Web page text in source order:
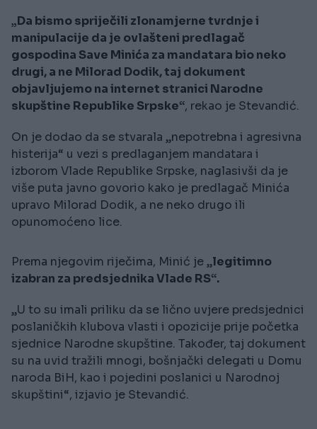
„Da bismo spriječili zlonamjerne tvrdnje i
manipulacije da je ovlašteni predlagač
gospodina Save Minića za mandatara bio neko
drugi, a ne Milorad Dodik, taj dokument
objavljujemo na internet stranici Narodne
skupštine Republike Srpske“, rekao je Stevandić.
On je dodao da se stvarala „nepotrebna i agresivna
histerija“ u vezi s predlaganjem mandatara i
izborom Vlade Republike Srpske, naglasivši da je
više puta javno govorio kako je predlagač Minića
upravo Milorad Dodik, a ne neko drugo ili
opunomoćeno lice.
Prema njegovim riječima, Minić je „legitimno
izabran za predsjednika Vlade RS“.
„U to su imali priliku da se lično uvjere predsjednici
poslaničkih klubova vlasti i opozicije prije početka
sjednice Narodne skupštine. Također, taj dokument
su na uvid tražili mnogi, bošnjački delegati u Domu
naroda BiH, kao i pojedini poslanici u Narodnoj
skupštini“, izjavio je Stevandić.